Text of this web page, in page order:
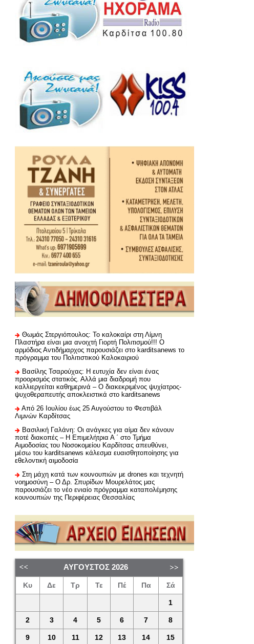
Θωμάς Στεργιόπουλος: Το καλοκαίρι στη Λίμνη
Πλαστήρα είναι μια ανοιχτή Γιορτή Πολιτισμού!!! Ο
αρμόδιος Αντιδήμαρχος παρουσιάζει στο karditsanews το
πρόγραμμα του Πολιτιστικού Καλοκαιριού
Βασίλης Τσαρούχας: Η ευτυχία δεν είναι ένας
προορισμός στατικός. Αλλά μια διαδρομή που
καλλιεργείται καθημερινά – Ο διακεκριμένος ψυχίατρος-
ψυχοθεραπευτής αποκλειστικά στο karditsanews
Από 26 Ιουλίου έως 25 Αυγούστου το Φεστιβάλ
Λιμνών Καρδίτσας
Βασιλική Γαλάνη: Οι ανάγκες για αίμα δεν κάνουν
ποτέ διακοπές – Η Επιμελήτρια Α ΄ στο Τμήμα
Αιμοδοσίας του Νοσοκομείου Καρδίτσας απευθύνει,
μέσω του karditsanews κάλεσμα ευαισθητοποίησης για
εθελοντική αιμοδοσία
Στη μάχη κατά των κουνουπιών με drones και τεχνητή
νοημοσύνη – Ο Δρ. Σπυρίδων Μουρελάτος μας
παρουσιάζει το νέο ενιαίο πρόγραμμα καταπολέμησης
κουνουπιών της Περιφέρειας Θεσσαλίας
ΑΎΓΟΥΣΤΟΣ 2026
Κυ Δε Τρ Τε Πέ Πα Σά
1
2 3 4 5 6 7 8
9 10 11 12 13 14 15